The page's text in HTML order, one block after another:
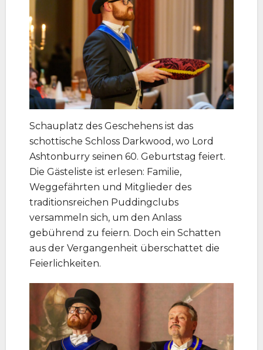
Schauplatz des Geschehens ist das
schottische Schloss Darkwood, wo Lord
Ashtonburry seinen 60. Geburtstag feiert.
Die Gästeliste ist erlesen: Familie,
Weggefährten und Mitglieder des
traditionsreichen Puddingclubs
versammeln sich, um den Anlass
gebührend zu feiern. Doch ein Schatten
aus der Vergangenheit überschattet die
Feierlichkeiten.